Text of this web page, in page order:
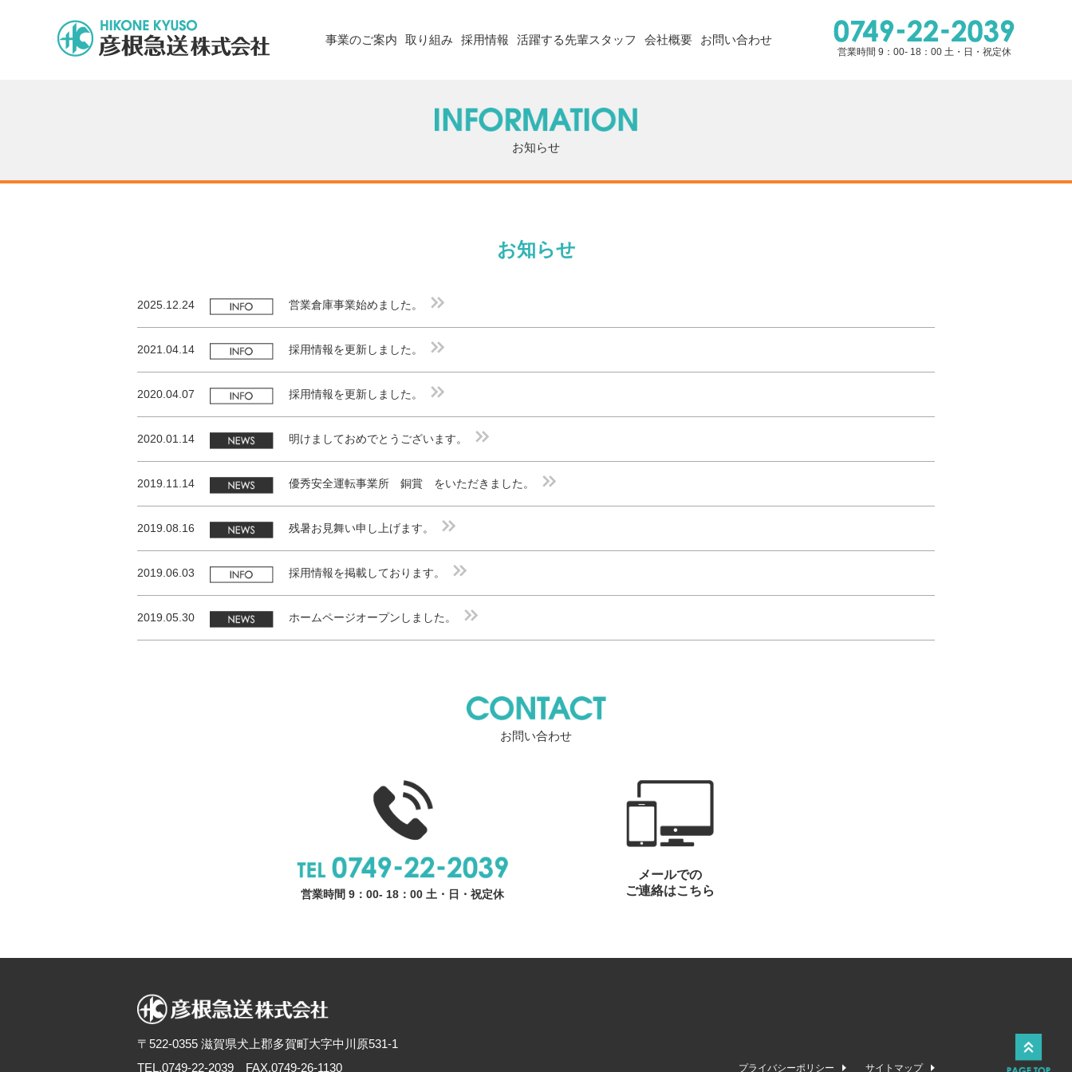
事業のご案内 取り組み 採用情報 活躍する先輩スタッフ 会社概要 お問い合わせ
営業時間 9：00- 18：00 土・日・祝定休
お知らせ
お知らせ
2025.12.24 営業倉庫事業始めました。
2021.04.14 採用情報を更新しました。
2020.04.07 採用情報を更新しました。
2020.01.14 明けましておめでとうございます。
2019.11.14 優秀安全運転事業所 銅賞 をいただきました。
2019.08.16 残暑お見舞い申し上げます。
2019.06.03 採用情報を掲載しております。
2019.05.30 ホームページオープンしました。
お問い合わせ
営業時間 9：00- 18：00 土・日・祝定休
メールでの
ご連絡はこちら
〒522-0355 滋賀県犬上郡多賀町大字中川原531-1
TEL.0749-22-2039 FAX.0749-26-1130
プライバシーポリシー サイトマップ